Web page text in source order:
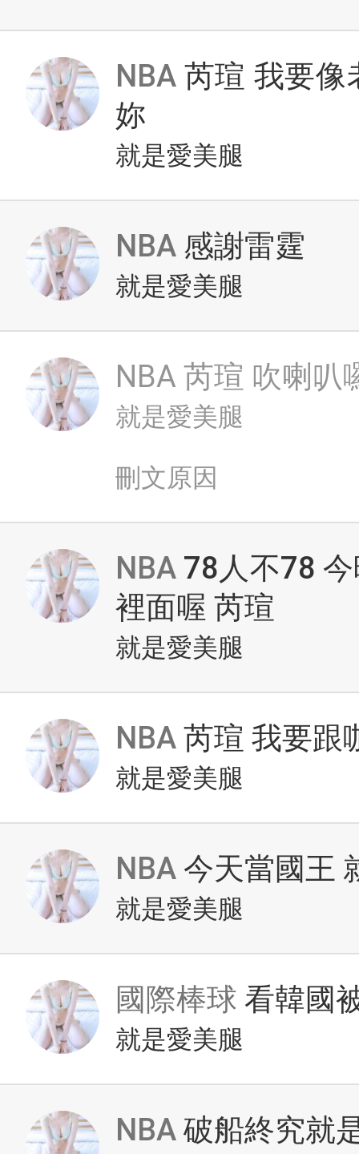
NBA 芮瑄 我要像
妳
就是愛美腿
NBA 感謝雷霆
就是愛美腿
NBA 芮瑄 吹喇叭
就是愛美腿
刪文原因
NBA 78人不78
裡面喔 芮瑄
就是愛美腿
NBA 芮瑄 我要跟
就是愛美腿
NBA 今天當國王
就是愛美腿
國際棒球 看韓國
就是愛美腿
NBA 破船終究就